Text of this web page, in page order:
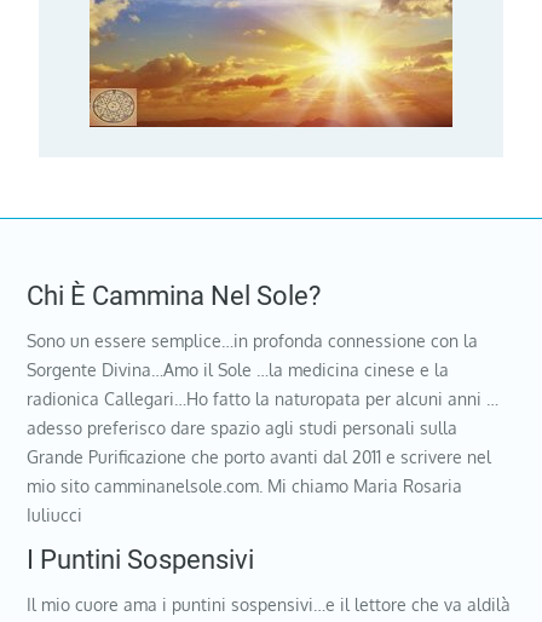
Chi È Cammina Nel Sole?
Sono un essere semplice…in profonda connessione con la
Sorgente Divina…Amo il Sole …la medicina cinese e la
radionica Callegari…Ho fatto la naturopata per alcuni anni …
adesso preferisco dare spazio agli studi personali sulla
Grande Purificazione che porto avanti dal 2011 e scrivere nel
mio sito camminanelsole.com. Mi chiamo Maria Rosaria
Iuliucci
I Puntini Sospensivi
Il mio cuore ama i puntini sospensivi…e il lettore che va aldilà